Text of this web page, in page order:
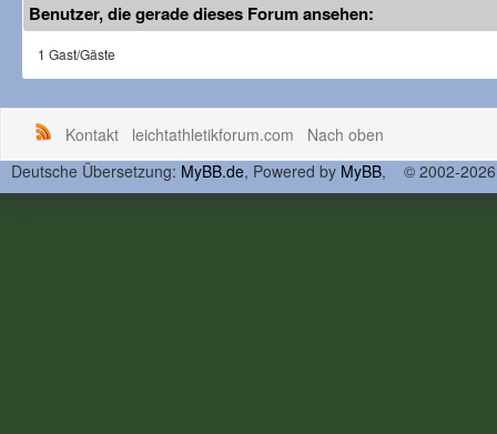
Benutzer, die gerade dieses Forum ansehen:
1 Gast/Gäste
Kontakt leichtathletikforum.com
Nach oben
Deutsche Übersetzung: MyBB.de, Powered by MyBB, © 2002-